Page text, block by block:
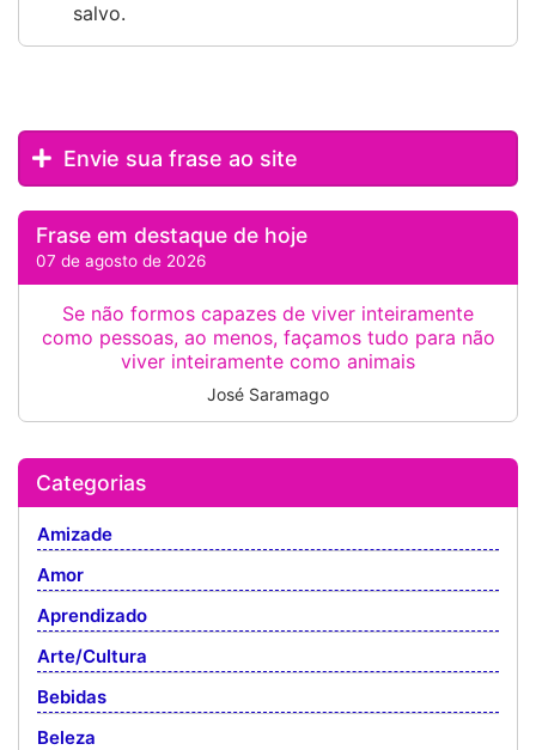
salvo.
Envie sua frase ao site
Frase em destaque de hoje
07 de agosto de 2026
Se não formos capazes de viver inteiramente
como pessoas, ao menos, façamos tudo para não
viver inteiramente como animais
José Saramago
Categorias
Amizade
Amor
Aprendizado
Arte/Cultura
Bebidas
Beleza